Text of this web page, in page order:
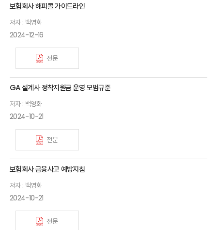
보험회사 해피콜 가이드라인
저자 : 백영화
2024-12-16
전문
GA 설계사 정착지원금 운영 모범규준
저자 : 백영화
2024-10-21
전문
보험회사 금융사고 예방지침
저자 : 백영화
2024-10-21
전문